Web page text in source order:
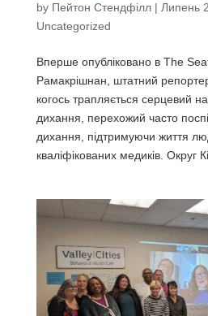
by Пейтон Стендфілл| Липень
Uncategorized
Вперше опубліковано в The
Рамакрішнан, штатний
когось трапляється серцевий
дихання, перехожий часто
дихання, підтримуючи життя
кваліфікованих медиків. Округ